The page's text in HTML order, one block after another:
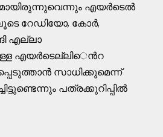
എയർടെൽ
റേഡിയോ, കോർ,
എല്ലാ
എയർടെല്ലി​െൻറ
സാധിക്കുമെന്ന്
പത്രക്കുറിപ്പിൽ